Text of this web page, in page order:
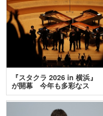
『スタクラ 2026 in 横浜』
が開幕 今年も多彩なス
テ…